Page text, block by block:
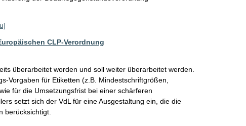
CLP-Verordnung
überarbeitet worden und soll weiter überarbeitet werden.
Vorgaben für Etiketten (z.B. Mindestschriftgrößen,
für die Umsetzungsfrist bei einer schärferen
setzt sich der VdL für eine Ausgestaltung ein, die die
berücksichtigt.